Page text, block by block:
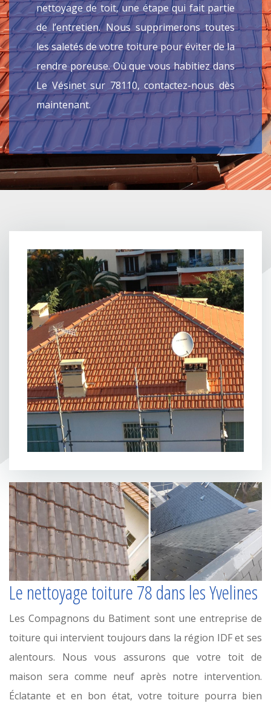
nettoyage de toit, une étape qui fait partie
de l’entretien. Nous supprimerons toutes
les saletés de votre toiture pour éviter de la
rendre poreuse. Où que vous habitiez dans
Le Vésinet sur 78110, contactez-nous dès
maintenant.
Le nettoyage toiture 78 dans les Yvelines
Les Compagnons du Batiment sont une entreprise de
toiture qui intervient toujours dans la région IDF et ses
alentours. Nous vous assurons que votre toit de
maison sera comme neuf après notre intervention.
Éclatante et en bon état, votre toiture pourra bien